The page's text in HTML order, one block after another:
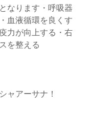
なります・呼吸器
血液循環を良くす
力が向上する・右
を整える
ャアーサナ！